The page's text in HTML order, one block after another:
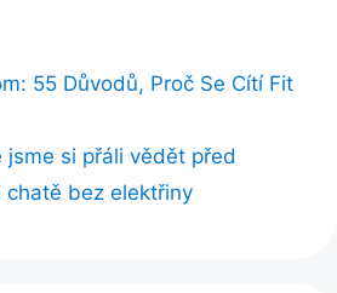
55 Důvodů, Proč Se Cítí Fit
jsme si přáli vědět před
chatě bez elektřiny